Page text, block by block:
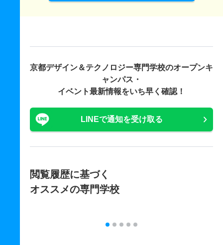
京都デザイン＆テクノロジー専門学校のオープンキ
ャンパス・
イベント最新情報をいち早く確認！
LINEで通知を受け取る
閲覧履歴に基づく
オススメの専門学校